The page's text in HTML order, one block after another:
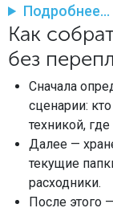
Подробнее...
Как
без
Сначала
сценарии:
техникой,
Далее —
текущие
расходники.
После этого